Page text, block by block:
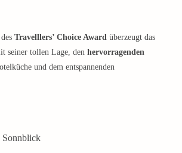
Travelllers’ Choice Award überzeugt das
seiner tollen Lage, den hervorragenden
und dem entspannenden